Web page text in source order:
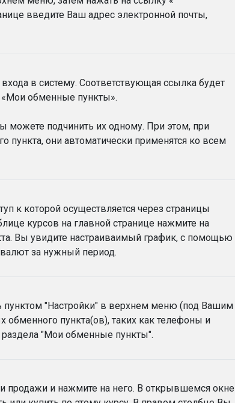
введите Ваш адрес электронной почты,
в систему. Соответствующая ссылка будет
«Мои обменные пункты».
можете подчинить их одному. При этом, при
пункта, они автоматически применятся ко всем
к которой осуществляется через страницы
курсов на главной странице нажмите на
Вы увидите настраиваимый график, с помощью
за нужный период.
пунктом "Настройки" в верхнем меню (под Вашим
пункта(ов), таких как телефоны и
раздела "Мои обменные пункты".
продажи и нажмите на него. В открывшемся окне